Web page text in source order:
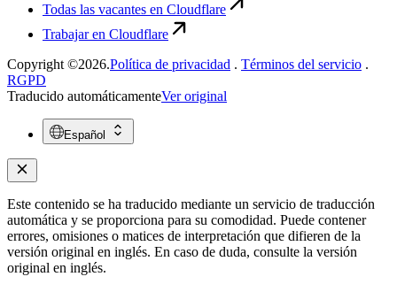
Todas las vacantes en Cloudflare
Trabajar en Cloudflare
Copyright ©2026.Política de privacidad . Términos del servicio .
RGPD
Traducido automáticamenteVer original
Español
Este contenido se ha traducido mediante un servicio de traducción
automática y se proporciona para su comodidad. Puede contener
errores, omisiones o matices de interpretación que difieren de la
versión original en inglés. En caso de duda, consulte la versión
original en inglés.